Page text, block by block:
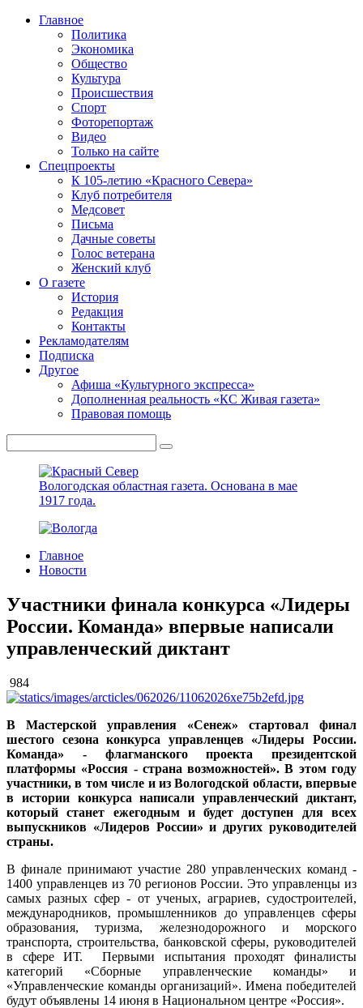
Главное
Политика
Экономика
Общество
Культура
Происшествия
Спорт
Фоторепортаж
Видео
Только на сайте
Спецпроекты
К 105-летию «Красного Севера»
Клуб потребителя
Медсовет
Письма
Дачные советы
Голос ветерана
Женский клуб
О газете
История
Редакция
Контакты
Рекламодателям
Подписка
Другое
Афиша «Культурного экспресса»
Дополненная реальность «КС Живая газета»
Правовая помощь
Вологодская областная газета. Основана в мае
1917 года.
Главное
Новости
Участники финала конкурса «Лидеры
России. Команда» впервые написали
управленческий диктант
984
В Мастерской управления «Сенеж» стартовал финал
шестого сезона конкурса управленцев «Лидеры России.
Команда» - флагманского проекта президентской
платформы «Россия - страна возможностей». В этом году
участники, в том числе и из Вологодской области, впервые
в истории конкурса написали управленческий диктант,
который станет ежегодным и будет доступен для всех
выпускников «Лидеров России» и других руководителей
страны.
В финале принимают участие 280 управленческих команд -
1400 управленцев из 70 регионов России. Это управленцы из
самых разных сфер - от ученых, аграриев, судостроителей,
международников, промышленников до управленцев сферы
образования, туризма, железнодорожного и морского
транспорта, строительства, банковской сферы, руководителей
в сфере ИТ. Первыми испытания проходят финалисты
категорий «Сборные управленческие команды» и
«Управленческие команды организаций». Имена победителей
будут объявлены 14 июня в Национальном центре «Россия».